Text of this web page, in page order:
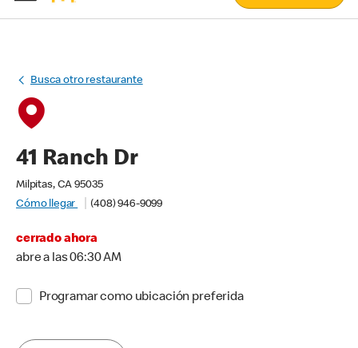
Busca otro restaurante
41 Ranch Dr
Milpitas, CA 95035
Cómo llegar
(408) 946-9099
cerrado ahora
abre a las 06:30 AM
Programar como ubicación preferida